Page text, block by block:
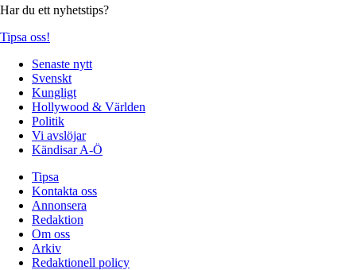
Har du ett nyhetstips?
Tipsa oss!
Senaste nytt
Svenskt
Kungligt
Hollywood & Världen
Politik
Vi avslöjar
Kändisar A-Ö
Tipsa
Kontakta oss
Annonsera
Redaktion
Om oss
Arkiv
Redaktionell policy